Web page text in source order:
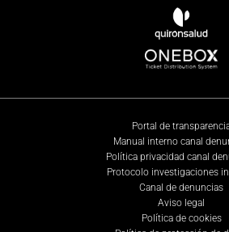
Portal de
Manual interno canal
Política privacidad canal
Protocolo investigaciones
Canal de denuncias
Aviso legal
Política de cookies